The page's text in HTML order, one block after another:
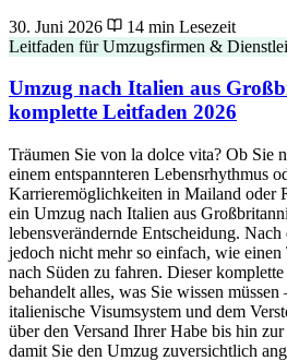
30. Juni 2026
14 min Lesezeit
Leitfaden für Umzugsfirmen &
Umzug nach Italien aus
komplette Leitfaden 2026
Träumen Sie von la dolce vita? Ob Sie
einem entspannteren Lebensrhythmus
Karrieremöglichkeiten in Mailand oder
ein Umzug nach Italien aus
lebensverändernde Entscheidung.
jedoch nicht mehr so einfach, wie einen
nach Süden zu fahren. Dieser
behandelt alles, was Sie wissen
italienische Visumsystem und dem
über den Versand Ihrer Habe bis hin
damit Sie den Umzug zuversichtlich